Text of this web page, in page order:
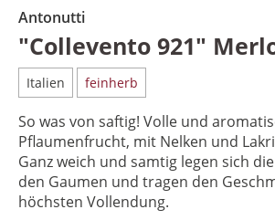
Antonutti
"Collevento 921"
Italien feinherb
So was von saftig! Volle und
Pflaumenfrucht, mit Nelken und
Ganz weich und samtig legen sich
den Gaumen und tragen den
höchsten Vollendung.